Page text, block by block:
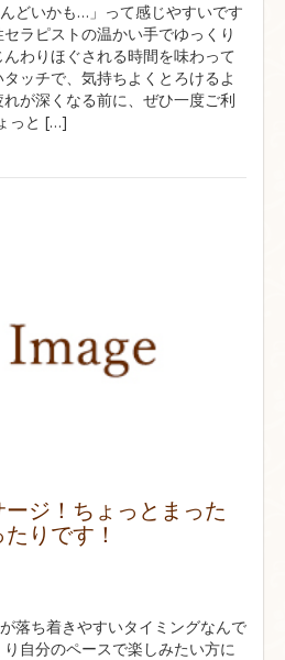
どいかも…」って感じやすいです
ラピストの温かい手でゆっくり
わりほぐされる時間を味わって
ッチで、気持ちよくとろけるよ
が深くなる前に、ぜひ一度ご利
っと […]
ジ！ちょっとまった
りです！
落ち着きやすいタイミングなんで
自分のペースで楽しみたい方に